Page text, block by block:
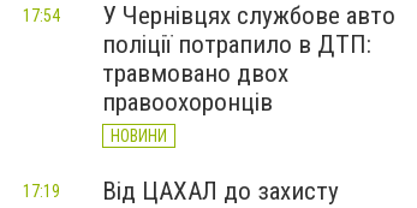
У Чернівцях службове авто
поліції потрапило в ДТП:
травмовано двох
правоохоронців
НОВИНИ
17:54
Від ЦАХАЛ до захисту
17:19